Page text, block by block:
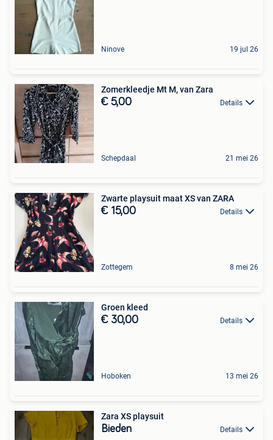
Ninove 19 jul 26
Zomerkleedje Mt M, van Zara
€ 5,00 Details
Schepdaal 21 mei 26
Zwarte playsuit maat XS van ZARA
€ 15,00 Details
Zottegem 8 mei 26
Groen kleed
€ 30,00 Details
Hoboken 13 mei 26
Zara XS playsuit
Bieden Details